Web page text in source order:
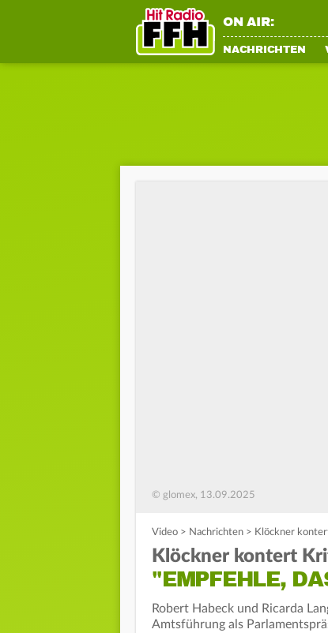
ON AIR:
NACHRICHTEN
© glomex, 13.09.2025
Video > Nachrichten > Klöckner
Klöckner kontert
"EMPFEHLE,
Robert Habeck und Ricarda
Amtsführung als